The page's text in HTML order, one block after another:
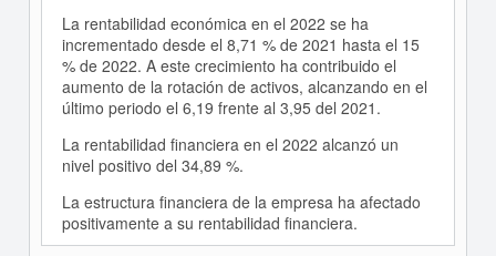
La rentabilidad económica en el 2022 se ha
incrementado desde el 8,71 % de 2021 hasta el 15
% de 2022. A este crecimiento ha contribuido el
aumento de la rotación de activos, alcanzando en el
último periodo el 6,19 frente al 3,95 del 2021.
La rentabilidad financiera en el 2022 alcanzó un
nivel positivo del 34,89 %.
La estructura financiera de la empresa ha afectado
positivamente a su rentabilidad financiera.